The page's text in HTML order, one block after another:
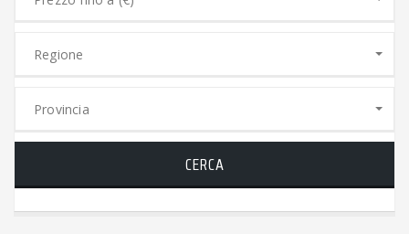
Regione
Provincia
CERCA